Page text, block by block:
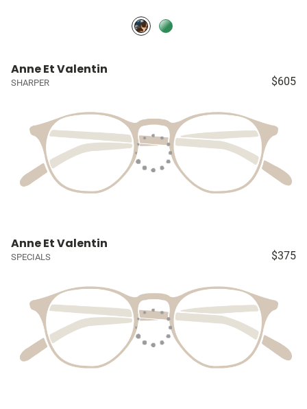
Anne Et Valentin
SHARPER $605
Anne Et Valentin
SPECIALS $375